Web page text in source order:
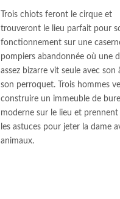
Trois chiots feront le cirque et
trouveront le lieu parfait pour
fonctionnement sur une
pompiers abandonnée où une
assez bizarre vit seule avec son
son perroquet. Trois hommes
construire un immeuble de
moderne sur le lieu et
les astuces pour jeter la dame
animaux.